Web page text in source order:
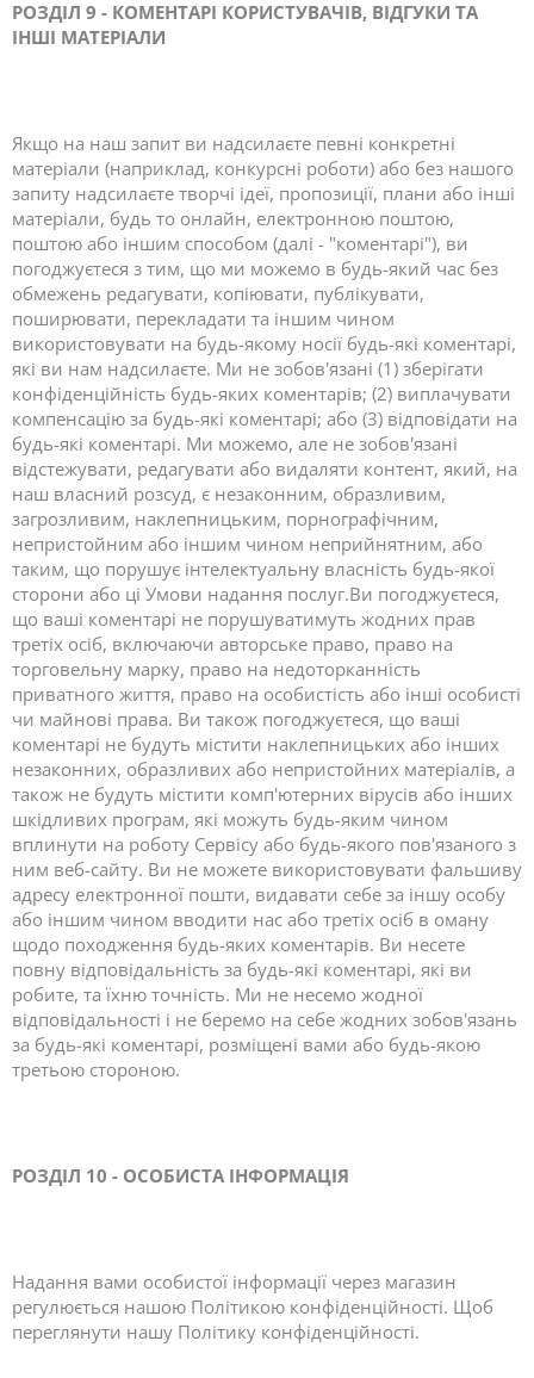
РОЗДІЛ 9 - КОМЕНТАРІ КОРИСТУВАЧІВ, ВІДГУКИ ТА
ІНШІ МАТЕРІАЛИ
Якщо на наш запит ви надсилаєте певні конкретні
матеріали (наприклад, конкурсні роботи) або без нашого
запиту надсилаєте творчі ідеї, пропозиції, плани або інші
матеріали, будь то онлайн, електронною поштою,
поштою або іншим способом (далі - "коментарі"), ви
погоджуєтеся з тим, що ми можемо в будь-який час без
обмежень редагувати, копіювати, публікувати,
поширювати, перекладати та іншим чином
використовувати на будь-якому носії будь-які коментарі,
які ви нам надсилаєте. Ми не зобов'язані (1) зберігати
конфіденційність будь-яких коментарів; (2) виплачувати
компенсацію за будь-які коментарі; або (3) відповідати на
будь-які коментарі. Ми можемо, але не зобов'язані
відстежувати, редагувати або видаляти контент, який, на
наш власний розсуд, є незаконним, образливим,
загрозливим, наклепницьким, порнографічним,
непристойним або іншим чином неприйнятним, або
таким, що порушує інтелектуальну власність будь-якої
сторони або ці Умови надання послуг.Ви погоджуєтеся,
що ваші коментарі не порушуватимуть жодних прав
третіх осіб, включаючи авторське право, право на
торговельну марку, право на недоторканність
приватного життя, право на особистість або інші особисті
чи майнові права. Ви також погоджуєтеся, що ваші
коментарі не будуть містити наклепницьких або інших
незаконних, образливих або непристойних матеріалів, а
також не будуть містити комп'ютерних вірусів або інших
шкідливих програм, які можуть будь-яким чином
вплинути на роботу Сервісу або будь-якого пов'язаного з
ним веб-сайту. Ви не можете використовувати фальшиву
адресу електронної пошти, видавати себе за іншу особу
або іншим чином вводити нас або третіх осіб в оману
щодо походження будь-яких коментарів. Ви несете
повну відповідальність за будь-які коментарі, які ви
робите, та їхню точність. Ми не несемо жодної
відповідальності і не беремо на себе жодних зобов'язань
за будь-які коментарі, розміщені вами або будь-якою
третьою стороною.
РОЗДІЛ 10 - ОСОБИСТА ІНФОРМАЦІЯ
Надання вами особистої інформації через магазин
регулюється нашою Політикою конфіденційності. Щоб
переглянути нашу Політику конфіденційності.